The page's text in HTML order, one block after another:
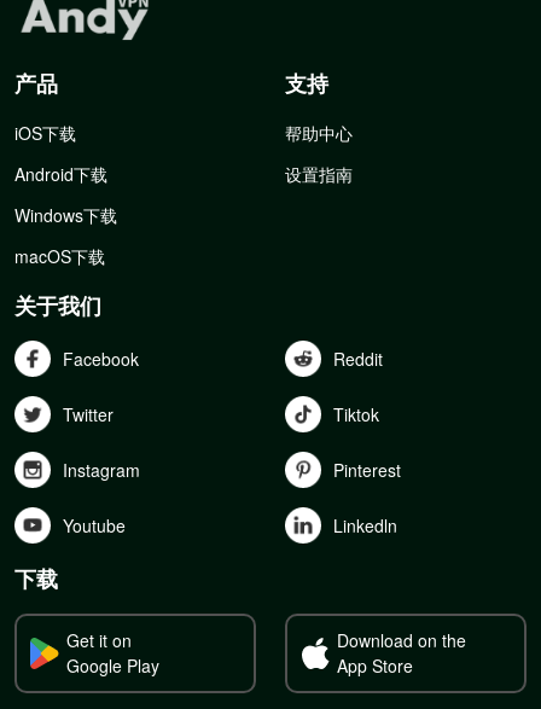
产品
iOS下载
Android下载
Windows下载
macOS下载
支持
帮助中心
设置指南
关于我们
Facebook Reddit
Twitter Tiktok
Instagram Pinterest
Youtube Linkedln
下载
Get it on
Google Play
Download on the
App Store